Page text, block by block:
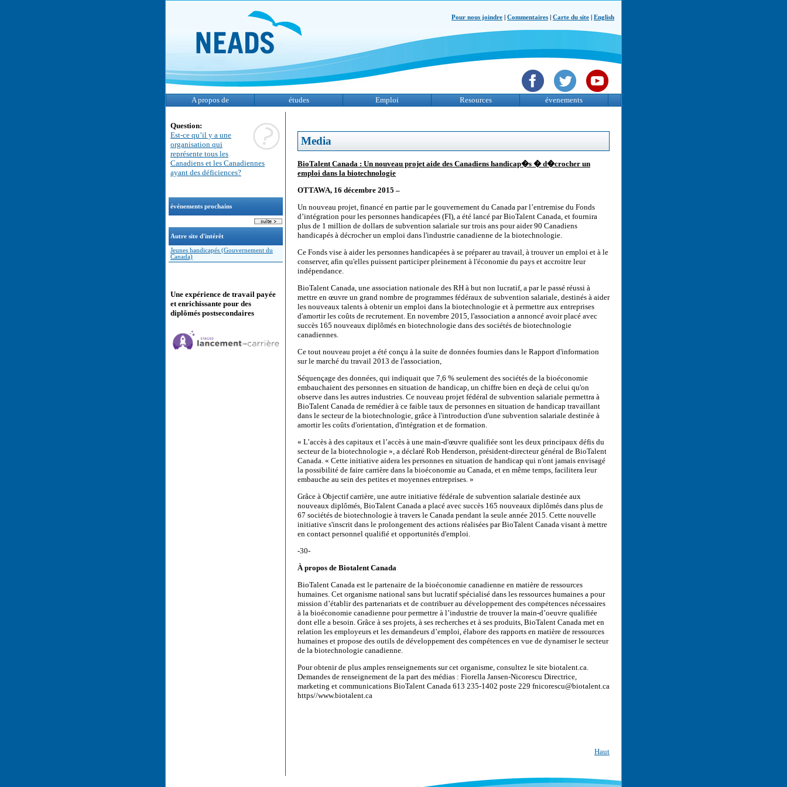
Pour nous joindre Commentaires Carte du site English
A propos de études Emploi Resources évenements
Question:
Est-ce qu’il y a une
organisation qui
représente tous les
Canadiens et les Canadiennes
ayant des déficiences?
événements prochains
Autre site d'intérêt
Jeunes handicapés (Gouvernement du
Canada)
Une expérience de travail payée
et enrichissante pour des
diplômés postsecondaires
Media
BioTalent Canada : Un nouveau projet aide des Canadiens handicap�s � d�crocher un
emploi dans la biotechnologie
OTTAWA, 16 décembre 2015 –
Un nouveau projet, financé en partie par le gouvernement du Canada par l’entremise du Fonds
d’intégration pour les personnes handicapées (FI), a été lancé par BioTalent Canada, et fournira
plus de 1 million de dollars de subvention salariale sur trois ans pour aider 90 Canadiens
handicapés à décrocher un emploi dans l'industrie canadienne de la biotechnologie.
Ce Fonds vise à aider les personnes handicapées à se préparer au travail, à trouver un emploi et à le
conserver, afin qu'elles puissent participer pleinement à l'économie du pays et accroitre leur
indépendance.
BioTalent Canada, une association nationale des RH à but non lucratif, a par le passé réussi à
mettre en œuvre un grand nombre de programmes fédéraux de subvention salariale, destinés à aider
les nouveaux talents à obtenir un emploi dans la biotechnologie et à permettre aux entreprises
d'amortir les coûts de recrutement. En novembre 2015, l'association a annoncé avoir placé avec
succès 165 nouveaux diplômés en biotechnologie dans des sociétés de biotechnologie
canadiennes.
Ce tout nouveau projet a été conçu à la suite de données fournies dans le Rapport d'information
sur le marché du travail 2013 de l'association,
Séquençage des données, qui indiquait que 7,6 % seulement des sociétés de la bioéconomie
embauchaient des personnes en situation de handicap, un chiffre bien en deçà de celui qu'on
observe dans les autres industries. Ce nouveau projet fédéral de subvention salariale permettra à
BioTalent Canada de remédier à ce faible taux de personnes en situation de handicap travaillant
dans le secteur de la biotechnologie, grâce à l'introduction d'une subvention salariale destinée à
amortir les coûts d'orientation, d'intégration et de formation.
« L’accès à des capitaux et l’accès à une main-d'œuvre qualifiée sont les deux principaux défis du
secteur de la biotechnologie », a déclaré Rob Henderson, président-directeur général de BioTalent
Canada. « Cette initiative aidera les personnes en situation de handicap qui n'ont jamais envisagé
la possibilité de faire carrière dans la bioéconomie au Canada, et en même temps, facilitera leur
embauche au sein des petites et moyennes entreprises. »
Grâce à Objectif carrière, une autre initiative fédérale de subvention salariale destinée aux
nouveaux diplômés, BioTalent Canada a placé avec succès 165 nouveaux diplômés dans plus de
67 sociétés de biotechnologie à travers le Canada pendant la seule année 2015. Cette nouvelle
initiative s'inscrit dans le prolongement des actions réalisées par BioTalent Canada visant à mettre
en contact personnel qualifié et opportunités d'emploi.
-30-
À propos de Biotalent Canada
BioTalent Canada est le partenaire de la bioéconomie canadienne en matière de ressources
humaines. Cet organisme national sans but lucratif spécialisé dans les ressources humaines a pour
mission d’établir des partenariats et de contribuer au développement des compétences nécessaires
à la bioéconomie canadienne pour permettre à l’industrie de trouver la main-d’oeuvre qualifiée
dont elle a besoin. Grâce à ses projets, à ses recherches et à ses produits, BioTalent Canada met en
relation les employeurs et les demandeurs d’emploi, élabore des rapports en matière de ressources
humaines et propose des outils de développement des compétences en vue de dynamiser le secteur
de la biotechnologie canadienne.
Pour obtenir de plus amples renseignements sur cet organisme, consultez le site biotalent.ca.
Demandes de renseignement de la part des médias : Fiorella Jansen-Nicorescu Directrice,
marketing et communications BioTalent Canada 613 235-1402 poste 229 fnicorescu@biotalent.ca
https//www.biotalent.ca
Haut